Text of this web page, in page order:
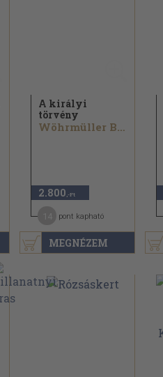
MEGNÉZEM
A királyi
törvény
Wöhrmüller Bonifác
2.800 ,-Ft
pont kapható